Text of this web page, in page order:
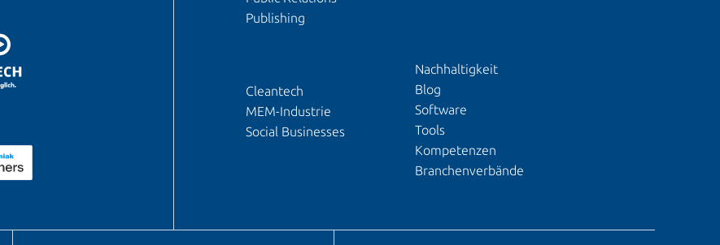
Publishing
Cleantech
MEM-Industrie
Social Businesses
Nachhaltigkeit
Blog
Software
Tools
Kompetenzen
Branchenverbände